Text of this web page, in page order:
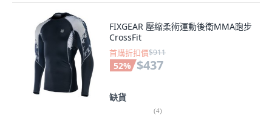
FIXGEAR 壓縮柔術運動後衛MMA跑步
CrossFit
首購折扣價$911
52% $437
缺貨
(4)